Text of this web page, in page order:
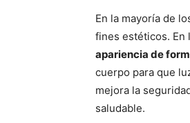
En la mayoría de
fines estéticos. En
apariencia de
cuerpo para que
mejora la
saludable.